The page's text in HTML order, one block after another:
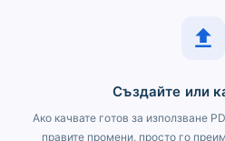
Създайте или
Ако качвате готов за използване
правите промени, просто го